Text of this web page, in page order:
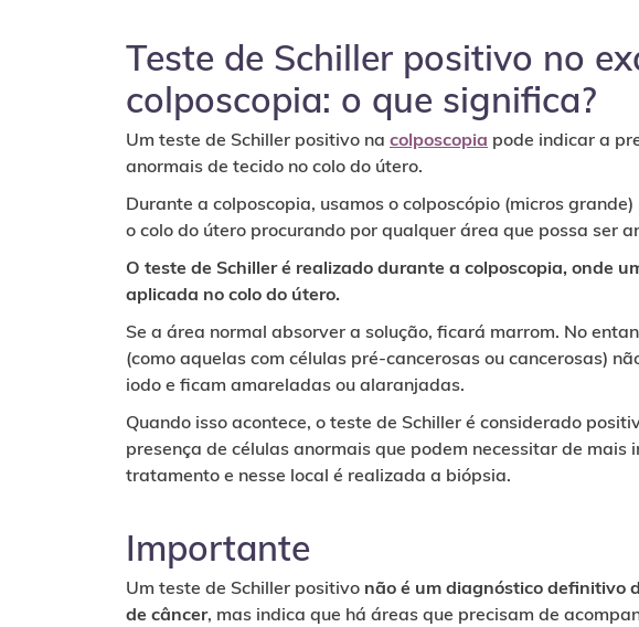
Teste de Schiller positivo no
colposcopia: o que significa?
Um teste de Schiller positivo na colposcopia pode indicar a
anormais de tecido no colo do útero.
Durante a colposcopia, usamos o colposcópio (micros
o colo do útero procurando por qualquer área que possa ser
O teste de Schiller é realizado durante a colposcopia, onde
aplicada no colo do útero.
Se a área normal absorver a solução, ficará marrom. No
(como aquelas com células pré-cancerosas ou cancerosas)
iodo e ficam amareladas ou alaranjadas.
Quando isso acontece, o teste de Schiller é considerado
presença de células anormais que podem necessitar de mais
tratamento e nesse local é realizada a biópsia.
Importante
Um teste de Schiller positivo não é um diagnóstico definitivo
de câncer, mas indica que há áreas que precisam de